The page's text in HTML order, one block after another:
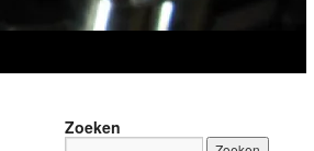
Zoeken